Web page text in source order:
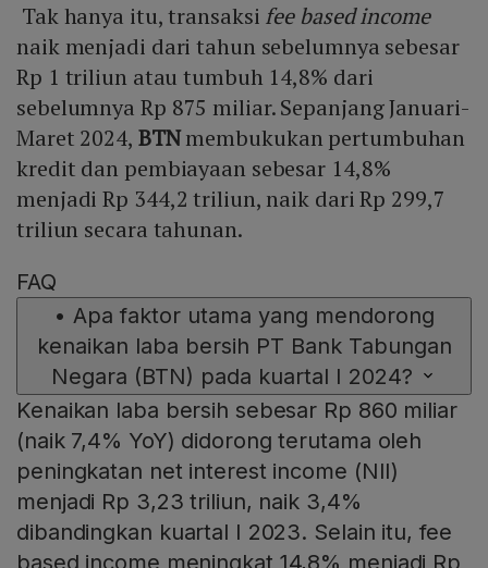
Tak hanya itu, transaksi fee based income
naik menjadi dari tahun sebelumnya sebesar
Rp 1 triliun atau tumbuh 14,8% dari
sebelumnya Rp 875 miliar. Sepanjang Januari-
Maret 2024, BTNmembukukan pertumbuhan
kredit dan pembiayaan sebesar 14,8%
menjadi Rp 344,2 triliun, naik dari Rp 299,7
triliun secara tahunan.
FAQ
• Apa faktor utama yang mendorong
kenaikan laba bersih PT Bank Tabungan
Negara (BTN) pada kuartal I 2024?
Kenaikan laba bersih sebesar Rp 860 miliar
(naik 7,4% YoY) didorong terutama oleh
peningkatan net interest income (NII)
menjadi Rp 3,23 triliun, naik 3,4%
dibandingkan kuartal I 2023. Selain itu, fee